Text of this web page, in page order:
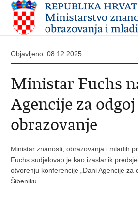
Objavljeno: 08.12.2025.
Ministar Fuchs
Agencije za
obrazovanje
Ministar znanosti, obrazovanja i mladih
Fuchs sudjelovao je kao izaslanik
otvorenju konferencije „Dani Agencije za
Šibeniku.